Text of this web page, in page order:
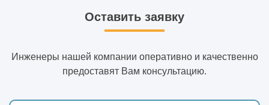
Оставить заявку
Инженеры нашей компании оперативно и качественно
предоставят Вам консультацию.